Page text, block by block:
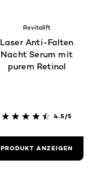
Revitalift
Laser Anti-Falten
Nacht Serum mit
purem Retinol
4.5/5
PRODUKT ANZEIGEN